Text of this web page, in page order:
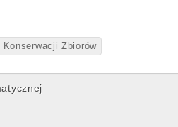
Konserwacji Zbiorów